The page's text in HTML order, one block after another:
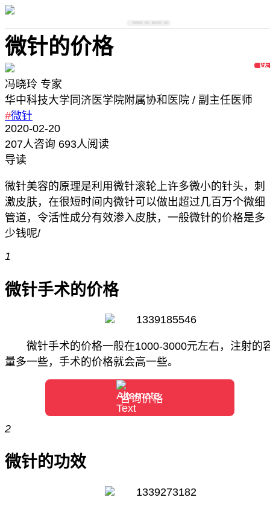
搜索医院、医生、美容项目、部位
微针的价格
冯晓玲 专家
华中科技大学同济医学院附属协和医院 / 副主任医师
医
生
#微针
2020-02-20
207人咨询 693人阅读
导读
微针美容的原理是利用微针滚轮上许多微小的针头，刺
激皮肤，在很短时间内微针可以做出超过几百万个微细
管道，令活性成分有效渗入皮肤，一般微针的价格是多
少钱呢/
1
微针手术的价格
微针手术的价格一般在1000-3000元左右，注射的
量多一些，手术的价格就会高一些。
咨询价格
2
微针的功效